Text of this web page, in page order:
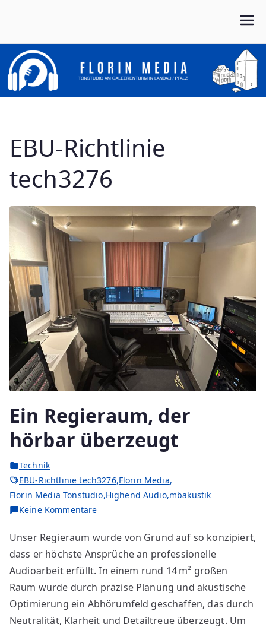
springen
FLORIN MEDIA
Von Anfang bis Ende dein Partner im Musikbusiness
EBU-Richtlinie
tech3276
Ein Regieraum, der
hörbar überzeugt
Technik
EBU-Richtlinie tech3276,Florin Media,
Florin Media Tonstudio,Highend Audio,mbakustik
Keine Kommentarezu
Regieraum,
der
hörbar
überzeugt
Unser Regieraum wurde von Grund auf so konzipiert,
dass er höchste Ansprüche an professionelle
Audioarbeit erfüllt. In einem rund 14 m² großen
Raum wurde durch präzise Planung und akustische
Optimierung ein Abhörumfeld geschaffen, das durch
Neutralität, Klarheit und Detailtreue überzeugt. Um